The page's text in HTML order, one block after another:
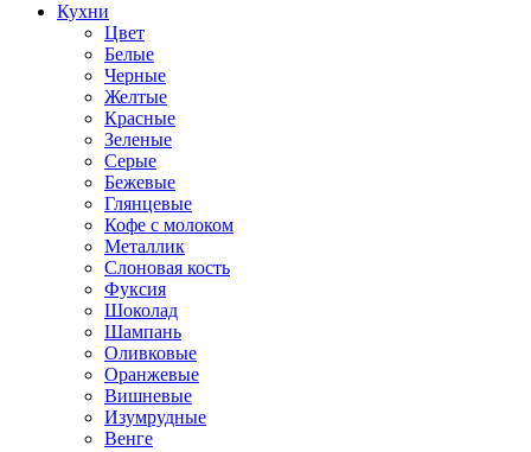
Кухни
Цвет
Белые
Черные
Желтые
Красные
Зеленые
Серые
Бежевые
Глянцевые
Кофе с молоком
Металлик
Слоновая кость
Фуксия
Шоколад
Шампань
Оливковые
Оранжевые
Вишневые
Изумрудные
Венге